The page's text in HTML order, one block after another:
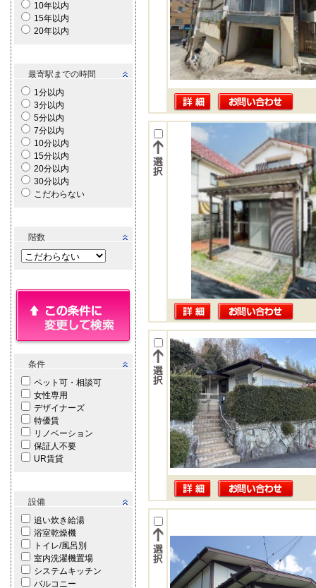
10年以内
15年以内
20年以内
最寄駅までの時間
1分以内
3分以内
5分以内
7分以内
10分以内
15分以内
20分以内
30分以内
こだわらない
階数
条件
ペット可・相談可
女性専用
デザイナーズ
特優賃
リノベーション
保証人不要
UR賃貸
設備
追い炊き給湯
浴室乾燥機
トイレ/風呂別
室内洗濯機置場
システムキッチン
バルコニー